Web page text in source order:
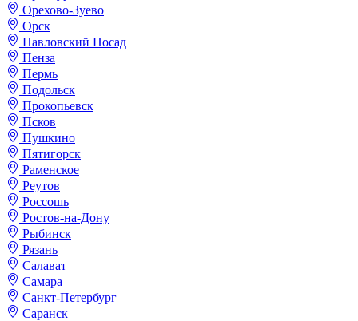
Орехово-Зуево
Орск
Павловский Посад
Пенза
Пермь
Подольск
Прокопьевск
Псков
Пушкино
Пятигорск
Раменское
Реутов
Россошь
Ростов-на-Дону
Рыбинск
Рязань
Салават
Самара
Санкт-Петербург
Саранск